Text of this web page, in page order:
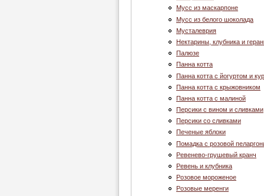
Муcc из маскарпоне
Мусс из белого шоколада
Мусталеврия
Нектарины, клубника и
Палюзе
Панна котта
Панна котта с йогуртом и
Панна котта с крыжовником
Панна котта с малиной
Персики с вином и сливками
Персики со сливками
Печеные яблоки
Помадка с розовой
Ревенево-грушевый кранч
Ревень и клубника
Розовое мороженое
Розовые меренги